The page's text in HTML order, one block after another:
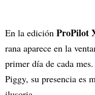
En la edición ProPilot
rana aparece en la
primer día de cada
Piggy, su presencia es